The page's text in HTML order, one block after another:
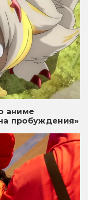
аниме
пробуждения»